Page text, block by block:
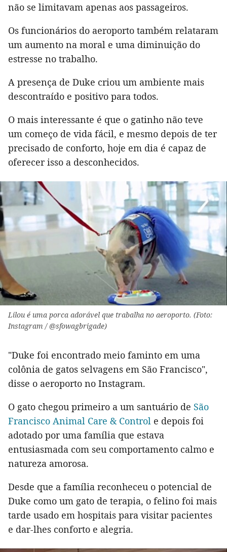
não se limitavam apenas aos passageiros.
Os funcionários do aeroporto também relataram
um aumento na moral e uma diminuição do
estresse no trabalho.
A presença de Duke criou um ambiente mais
descontraído e positivo para todos.
O mais interessante é que o gatinho não teve
um começo de vida fácil, e mesmo depois de ter
precisado de conforto, hoje em dia é capaz de
oferecer isso a desconhecidos.
Lilou é uma porca adorável que trabalha no aeroporto. (Foto:
Instagram / @sfowagbrigade)
"Duke foi encontrado meio faminto em uma
colônia de gatos selvagens em São Francisco",
disse o aeroporto no Instagram.
O gato chegou primeiro a um santuário de São
Francisco Animal Care & Control e depois foi
adotado por uma família que estava
entusiasmada com seu comportamento calmo e
natureza amorosa.
Desde que a família reconheceu o potencial de
Duke como um gato de terapia, o felino foi mais
tarde usado em hospitais para visitar pacientes
e dar-lhes conforto e alegria.